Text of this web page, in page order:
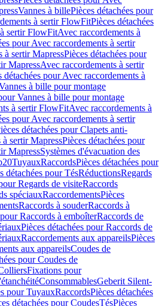
Vannes à billePièces détachées pour
à sertir FlowFitPièces détachées
sertir FlowFitAvec raccordements à
pour Avec raccordements à sertir
à sertir MapressPièces détachées pour
MapressAvec raccordements à sertir
détachées pour Avec raccordements à
à bille pour montage
Vannes à bille pour montage
à sertir FlowFitAvec raccordements à
pour Avec raccordements à sertir
détachées pour Clapets anti-
sertir MapressPièces détachées pour
MapressSystèmes d'évacuation des
TuyauxRaccordsPièces détachées pour
détachées pour TésRéductionsRegards
Regards de visiteRaccords
spéciauxRaccordementsPièces
Raccords à souderRaccords à
Raccords à emboîterRaccords de
Pièces détachées pour Raccords de
Raccordements aux appareilsPièces
aux appareilsCoudes de
pour Coudes de
Fixations pour
ConsommablesGeberit Silent-
pour TuyauxRaccordsPièces détachées
détachées pour CoudesTésPièces